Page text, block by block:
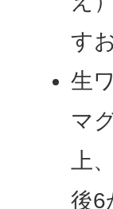
す
生
マ
上
後6